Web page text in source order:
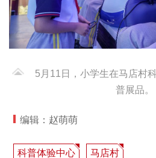
5月11日，小学生在马店村
普展品。
编辑：赵萌萌
科普体验中心 马店村